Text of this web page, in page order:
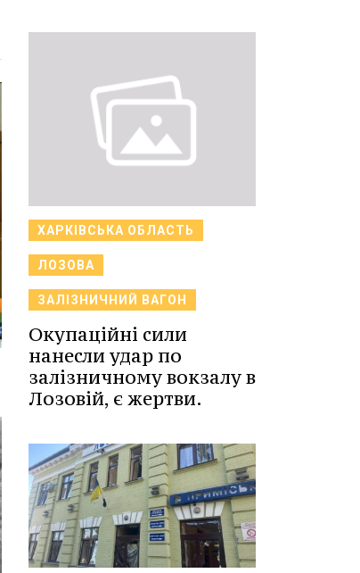
ХАРКІВСЬКА ОБЛАСТЬ
ЛОЗОВА
ЗАЛІЗНИЧНИЙ ВАГОН
Окупаційні сили
нанесли удар по
залізничному вокзалу в
Лозовій, є жертви.